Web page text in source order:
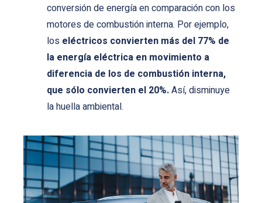
conversión de energía en comparación con los
motores de combustión interna. Por ejemplo,
los eléctricos convierten más del 77% de
la energía eléctrica en movimiento a
diferencia de los de combustión interna,
que sólo convierten el 20%.Así, disminuye
la huella ambiental.